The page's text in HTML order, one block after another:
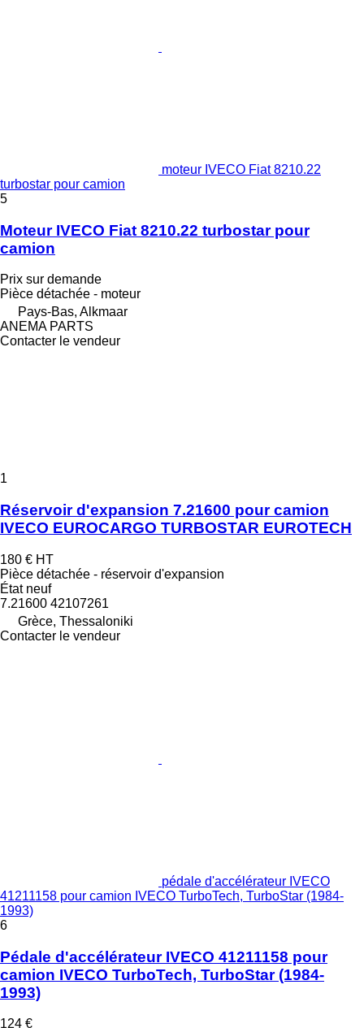
moteur IVECO Fiat 8210.22
turbostar pour camion
5
Moteur IVECO Fiat 8210.22 turbostar pour
camion
Prix sur demande
Pièce détachée - moteur
Pays-Bas, Alkmaar
ANEMA PARTS
Contacter le vendeur
1
Réservoir d'expansion 7.21600 pour camion
IVECO EUROCARGO TURBOSTAR EUROTECH
180 € HT
Pièce détachée - réservoir d'expansion
Étatneuf
7.21600 42107261
Grèce, Thessaloniki
Contacter le vendeur
pédale d'accélérateur IVECO
41211158 pour camion IVECO TurboTech, TurboStar (1984-
1993)
6
Pédale d'accélérateur IVECO 41211158 pour
camion IVECO TurboTech, TurboStar (1984-
1993)
124 €